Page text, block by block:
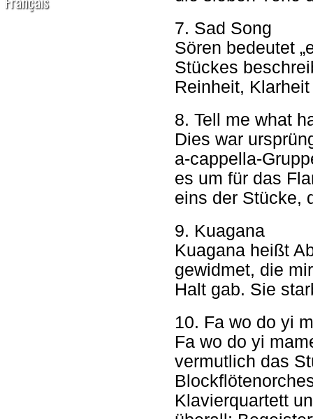
7. Sad Song
Sören bedeutet
Stückes
Reinheit,
8. Tell me what
Dies war
a-cappella-
es um für das
eins der Stücke,
9. Kuagana
Kuagana heißt
gewidmet, die
Halt gab. Sie
10. Fa wo do yi
Fa wo do yi
vermutlich das
Klavierquartett